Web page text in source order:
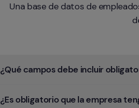
Una base de datos de
¿Qué campos debe incluir
¿Es obligatorio que la empresa